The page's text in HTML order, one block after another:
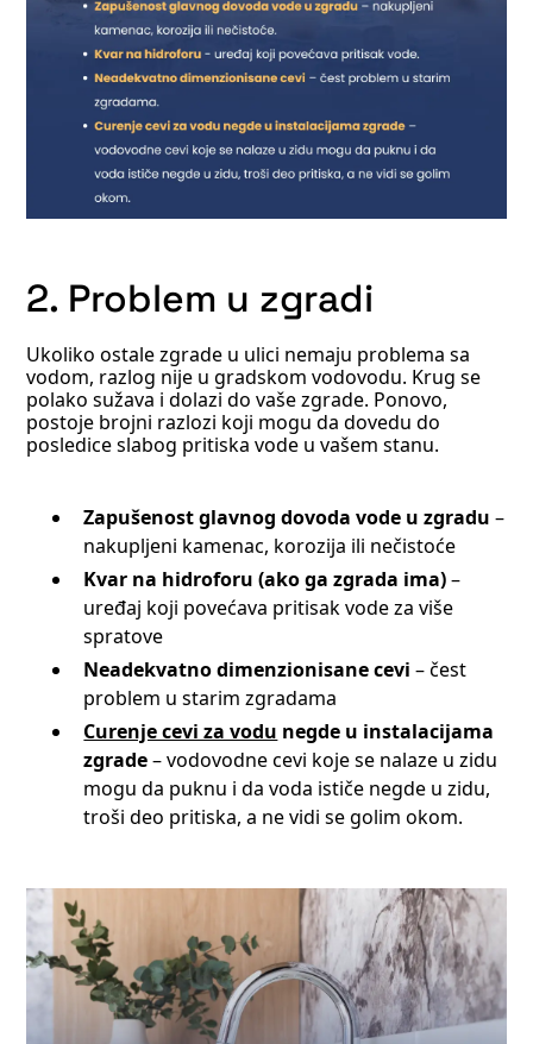
2. Problem u zgradi
Ukoliko ostale zgrade u ulici nemaju problema sa
vodom, razlog nije u gradskom vodovodu. Krug se
polako sužava i dolazi do vaše zgrade. Ponovo,
postoje brojni razlozi koji mogu da dovedu do
posledice slabog pritiska vode u vašem stanu.
Zapušenost glavnog dovoda vode u zgradu –
nakupljeni kamenac, korozija ili nečistoće
Kvar na hidroforu (ako ga zgrada ima)–
uređaj koji povećava pritisak vode za više
spratove
Neadekvatno dimenzionisane cevi – čest
problem u starim zgradama
Curenje cevi za vodu negde u instalacijama
zgrade– vodovodne cevi koje se nalaze u zidu
mogu da puknu i da voda ističe negde u zidu,
troši deo pritiska, a ne vidi se golim okom.